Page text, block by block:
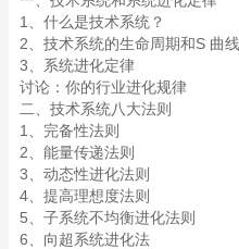
1、什么是技术系统？
2、技术系统的生命周期和S 曲线
3、系统进化定律
讨论：你的行业进化规律
二、技术系统八大法则
1、完备性法则
2、能量传递法则
3、动态性进化法则
4、提高理想度法则
5、子系统不均衡进化法则
6、向超系统进化法